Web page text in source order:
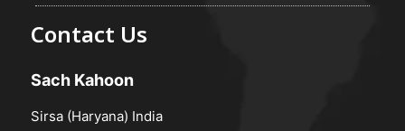
Contact Us
Sach Kahoon
Sirsa (Haryana) India